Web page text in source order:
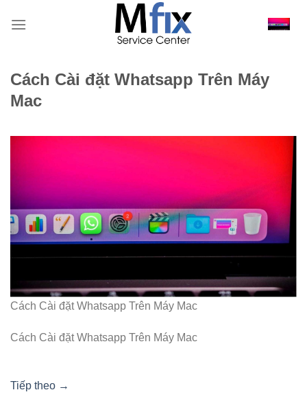
qua
Cách Cài đặt Whatsapp Trên Máy
Mac
Cách Cài đặt Whatsapp Trên Máy Mac
Cách Cài đặt Whatsapp Trên Máy Mac
Tiếp theo →